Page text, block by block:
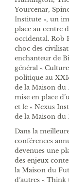
Yourcenar,
Institute », un
place au centre
occidental. Rob
choc des
enchanteur de
général «
politique au
de la Maison du
mise en place
et le « Nexus
de la Maison
Dans la
conférences
devenues une
des enjeux
la Maison du
d’autres «